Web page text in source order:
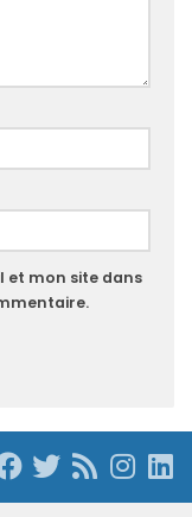
et mon site dans